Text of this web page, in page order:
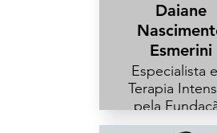
Daiane
Esmerini
Especialista
Terapia
pela
Educacional